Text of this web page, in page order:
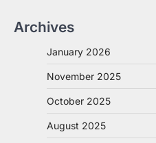
Archives
January 2026
November 2025
October 2025
August 2025